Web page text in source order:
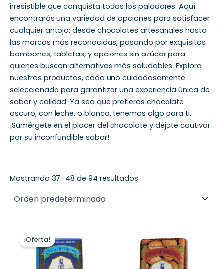
irresistible que conquista todos los paladares. Aquí
encontrarás una variedad de opciones para satisfacer
cualquier antojo: desde chocolates artesanales hasta
las marcas más reconocidas, pasando por exquisitos
bombones, tabletas, y opciones sin azúcar para
quienes buscan alternativas más saludables. Explora
nuestros productos, cada uno cuidadosamente
seleccionado para garantizar una experiencia única de
sabor y calidad. Ya sea que prefieras chocolate
oscuro, con leche, o blanco, tenemos algo para ti.
¡Sumérgete en el placer del chocolate y déjate cautivar
por su inconfundible sabor!
Mostrando 37–48 de 94 resultados
precio
original
era:
4,95 €.
actual
es:
4,20 €.
¡Oferta!